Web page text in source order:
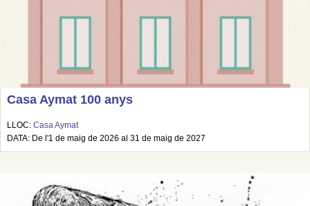
Casa Aymat 100 anys
LLOC: Casa Aymat
DATA: De l'1 de maig de 2026 al 31 de maig de 2027